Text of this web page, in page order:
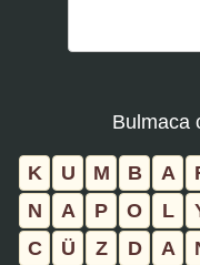
Bulmaca
K U M B A
N
A P O L
C
Ü Z D A